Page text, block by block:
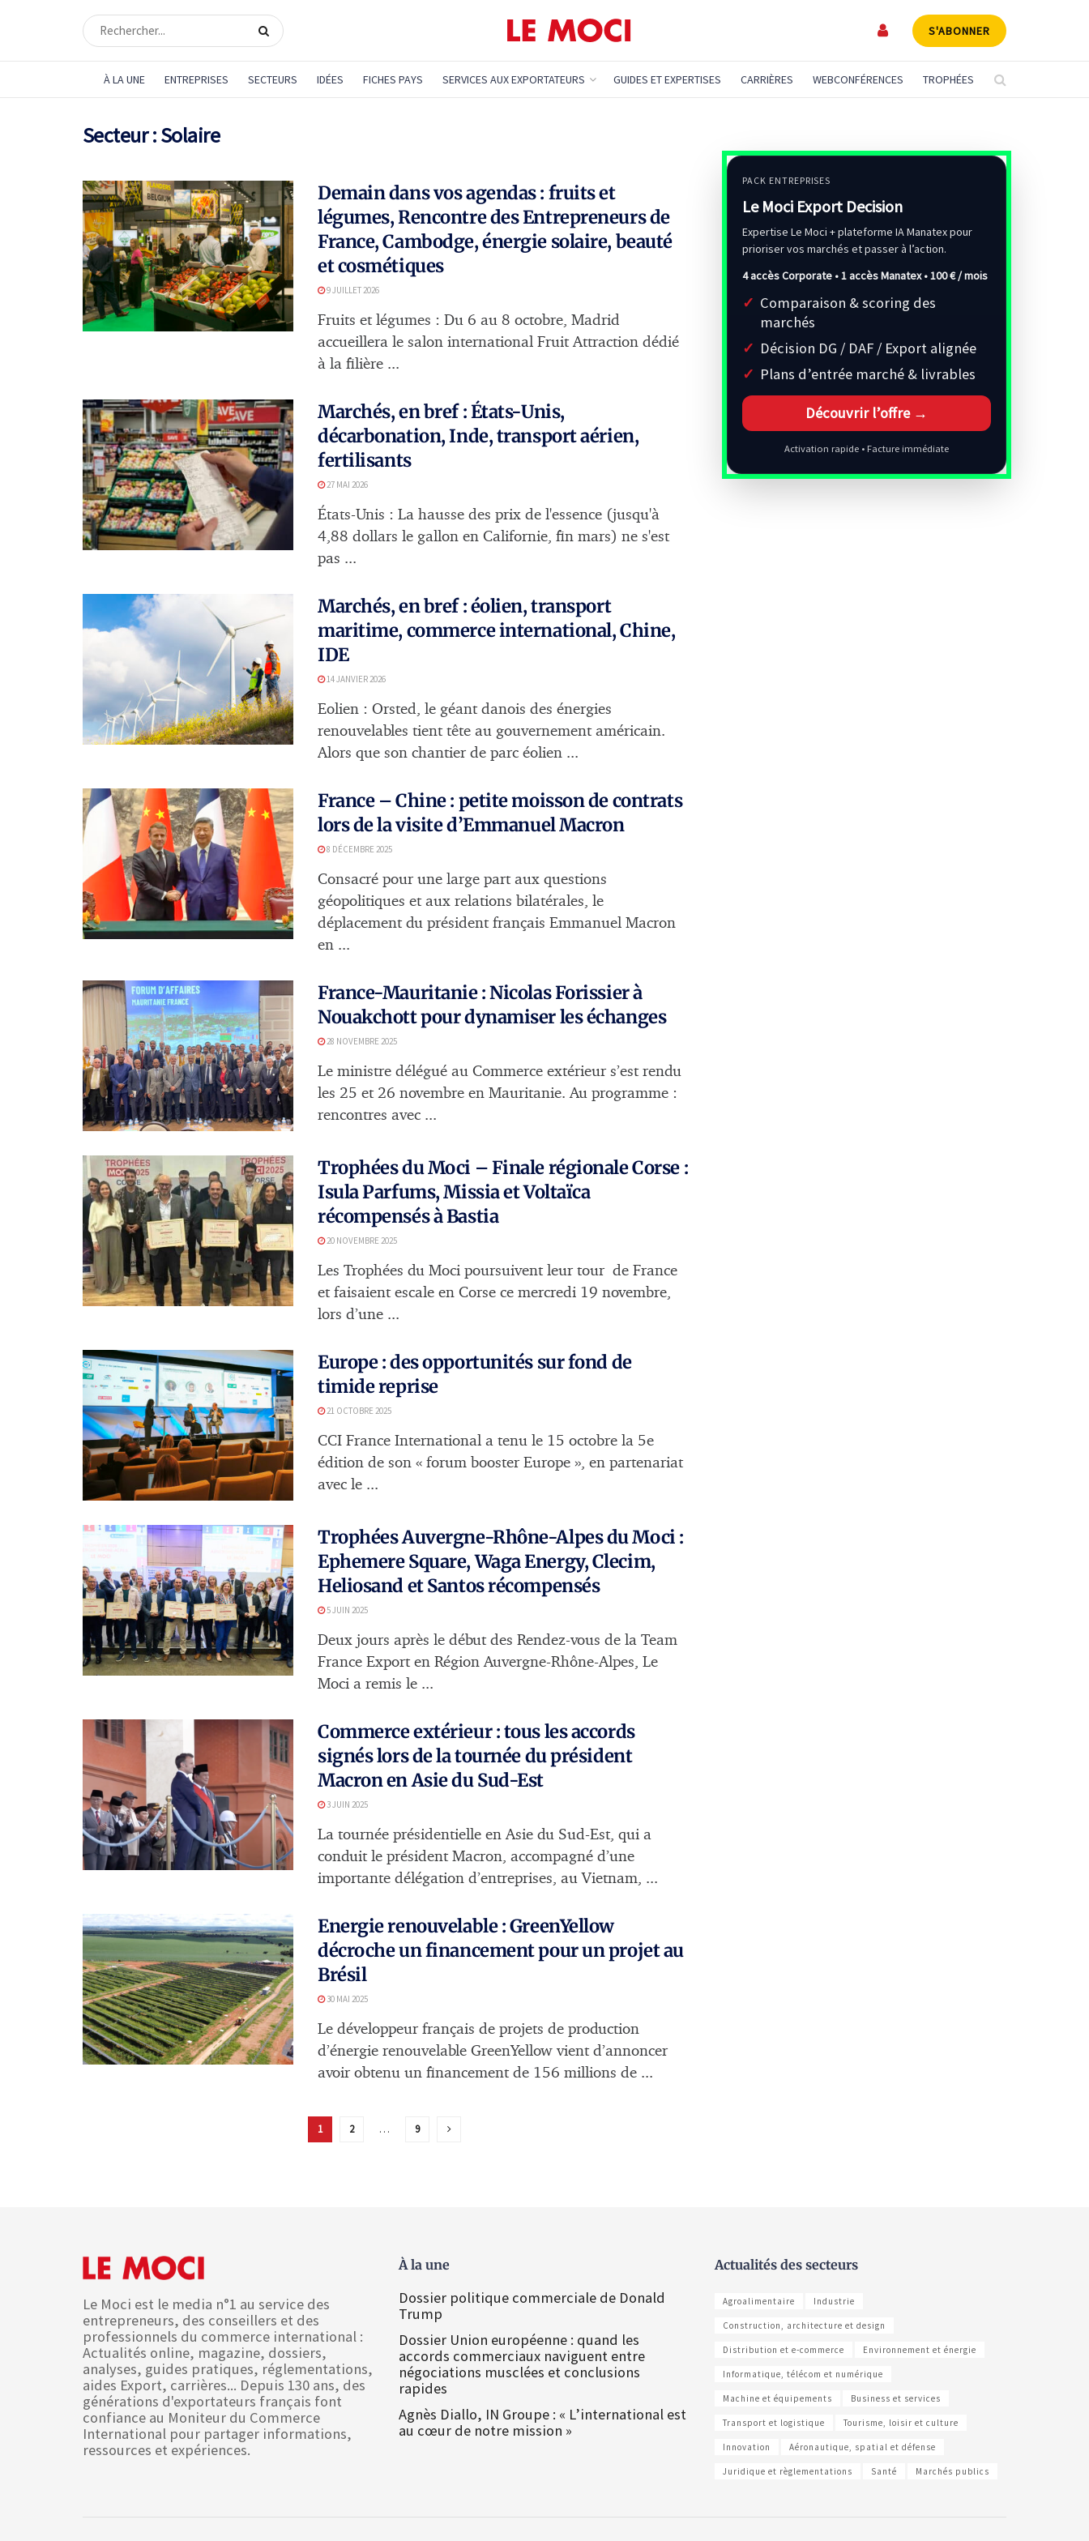
S'ABONNER
À LA UNE ENTREPRISES SECTEURS IDÉES FICHES PAYS SERVICES AUX EXPORTATEURS GUIDES ET EXPERTISES CARRIÈRES WEBCONFÉRENCES TROPHÉES
Secteur :Solaire
Demain dans vos agendas : fruits et
légumes, Rencontre des Entrepreneurs de
France, Cambodge, énergie solaire, beauté
et cosmétiques
9 JUILLET 2026
Fruits et légumes : Du 6 au 8 octobre, Madrid
accueillera le salon international Fruit Attraction dédié
à la filière ...
Marchés, en bref : États-Unis,
décarbonation, Inde, transport aérien,
fertilisants
27 MAI 2026
États-Unis : La hausse des prix de l'essence (jusqu'à
4,88 dollars le gallon en Californie, fin mars) ne s'est
pas ...
Marchés, en bref : éolien, transport
maritime, commerce international, Chine,
IDE
14 JANVIER 2026
Eolien : Orsted, le géant danois des énergies
renouvelables tient tête au gouvernement américain.
Alors que son chantier de parc éolien ...
France – Chine : petite moisson de contrats
lors de la visite d’Emmanuel Macron
8 DÉCEMBRE 2025
Consacré pour une large part aux questions
géopolitiques et aux relations bilatérales, le
déplacement du président français Emmanuel Macron
en ...
France-Mauritanie : Nicolas Forissier à
Nouakchott pour dynamiser les échanges
28 NOVEMBRE 2025
Le ministre délégué au Commerce extérieur s’est rendu
les 25 et 26 novembre en Mauritanie. Au programme :
rencontres avec ...
Trophées du Moci – Finale régionale Corse :
Isula Parfums, Missia et Voltaïca
récompensés à Bastia
20 NOVEMBRE 2025
Les Trophées du Moci poursuivent leur tour de France
et faisaient escale en Corse ce mercredi 19 novembre,
lors d’une ...
Europe : des opportunités sur fond de
timide reprise
21 OCTOBRE 2025
CCI France International a tenu le 15 octobre la 5e
édition de son « forum booster Europe », en partenariat
avec le ...
Trophées Auvergne-Rhône-Alpes du Moci :
Ephemere Square, Waga Energy, Clecim,
Heliosand et Santos récompensés
5 JUIN 2025
Deux jours après le début des Rendez-vous de la Team
France Export en Région Auvergne-Rhône-Alpes, Le
Moci a remis le ...
Commerce extérieur : tous les accords
signés lors de la tournée du président
Macron en Asie du Sud-Est
3 JUIN 2025
La tournée présidentielle en Asie du Sud-Est, qui a
conduit le président Macron, accompagné d’une
importante délégation d’entreprises, au Vietnam, ...
Energie renouvelable : GreenYellow
décroche un financement pour un projet au
Brésil
30 MAI 2025
Le développeur français de projets de production
d’énergie renouvelable GreenYellow vient d’annoncer
avoir obtenu un financement de 156 millions de ...
1 2 … 9
PACK ENTREPRISES
Le Moci Export Decision
Expertise Le Moci + plateforme IA Manatex pour
prioriser vos marchés et passer à l’action.
4 accès Corporate • 1 accès Manatex •100 € / mois
Comparaison & scoring des
marchés
Décision DG / DAF / Export alignée
Plans d’entrée marché & livrables
Découvrir l’offre →
Activation rapide • Facture immédiate
Le Moci est le media n°1 au service des
entrepreneurs, des conseillers et des
professionnels du commerce international :
Actualités online, magazine, dossiers,
analyses, guides pratiques, réglementations,
aides Export, carrières... Depuis 130 ans, des
générations d'exportateurs français font
confiance au Moniteur du Commerce
International pour partager informations,
ressources et expériences.
À la une
Dossier politique commerciale de Donald
Trump
Dossier Union européenne : quand les
accords commerciaux naviguent entre
négociations musclées et conclusions
rapides
Agnès Diallo, IN Groupe : « L’international est
au cœur de notre mission »
Actualités des secteurs
Agroalimentaire Industrie
Construction, architecture et design
Distribution et e-commerce Environnement et énergie
Informatique, télécom et numérique
Machine et équipements Business et services
Transport et logistique Tourisme, loisir et culture
Innovation Aéronautique, spatial et défense
Juridique et règlementations Santé Marchés publics